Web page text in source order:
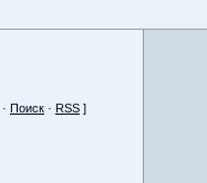
· Поиск · RSS ]